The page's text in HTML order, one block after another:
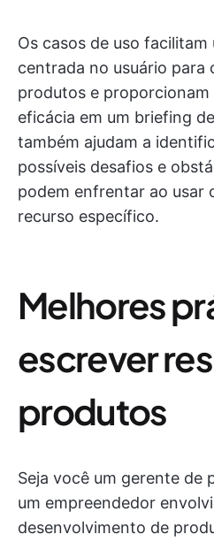
Os casos de uso facilitam
centrada no usuário para
produtos e
eficácia em um briefing
também ajudam a
possíveis desafios e
podem enfrentar ao usar
recurso específico.
Melhores
escrever
produtos
Seja você um gerente de
um empreendedor
desenvolvimento de